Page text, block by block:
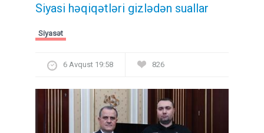
Siyasi həqiqətləri gizlədən suallar
Siyasət
6 Avqust 19:58 826